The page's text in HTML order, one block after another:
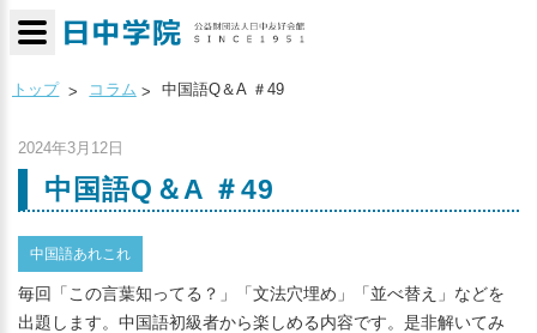
トップ コラム 中国語Q＆A ＃49
2024年3月12日
中国語Q＆A ＃49
中国語あれこれ
毎回「この言葉知ってる？」「文法穴埋め」「並べ替え」などを
出題します。中国語初級者から楽しめる内容です。是非解いてみ